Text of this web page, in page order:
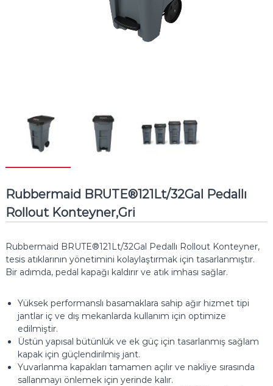
Rubbermaid BRUTE®121Lt/32Gal Pedallı
Rollout Konteyner,Gri
Rubbermaid BRUTE®121Lt/32Gal Pedallı Rollout Konteyner,
tesis atıklarının yönetimini kolaylaştırmak için tasarlanmıştır.
Bir adımda, pedal kapağı kaldırır ve atık imhası sağlar.
Yüksek performanslı basamaklara sahip ağır hizmet tipi
jantlar iç ve dış mekanlarda kullanım için optimize
edilmiştir.
Üstün yapısal bütünlük ve ek güç için tasarlanmış sağlam
kapak için güçlendirilmiş jant.
Yuvarlanma kapakları tamamen açılır ve nakliye sırasında
sallanmayı önlemek için yerinde kalır.